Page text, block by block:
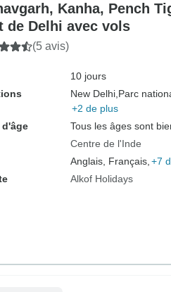
Kanha, Pench
de Delhi avec vols
(5 avis)
10 jours
New Delhi, Parc
+2 de plus
d'âge
Tous les âges sont
Centre de l'Inde
Anglais, Français, +7
Alkof Holidays